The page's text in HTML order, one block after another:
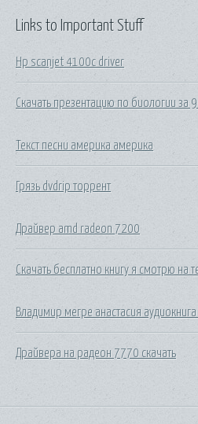
Links to Important Stuff
Hp scanjet 4100c driver
Скачать презентацию по биологии за 9
Текст песни америка америка
Грязь dvdrip торрент
Драйвер amd radeon 7200
Скачать бесплатно книгу я смотрю на
Владимир мегре анастасия
Драйвера на радеон 7770 скачать